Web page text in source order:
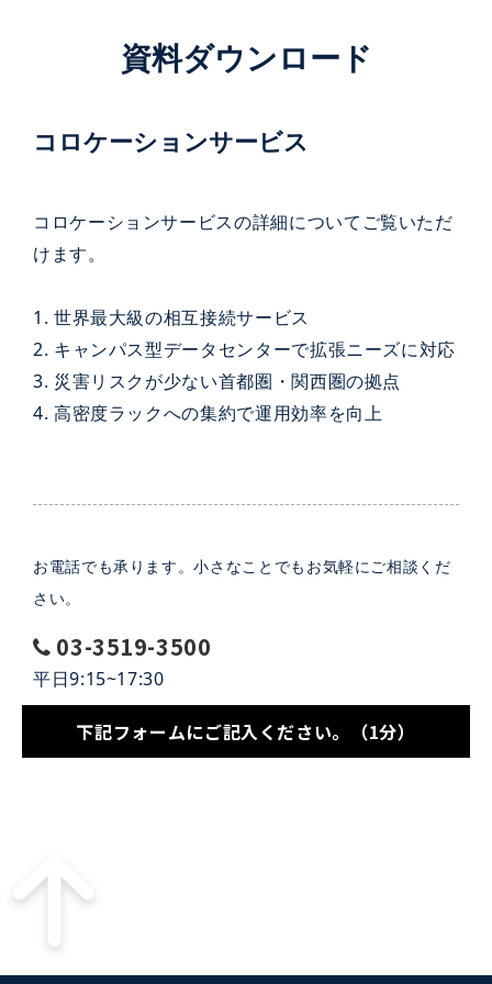
資料ダウンロード
コロケーションサービス
コロケーションサービスの詳細についてご覧いただ
けます。
1. 世界最大級の相互接続サービス
2. キャンパス型データセンターで拡張ニーズに対応
3. 災害リスクが少ない首都圏・関西圏の拠点
4. 高密度ラックへの集約で運用効率を向上
お電話でも承ります。小さなことでもお気軽にご相談くだ
さい。
03-3519-3500
平日9:15~17:30
下記フォームにご記入ください。（1分）